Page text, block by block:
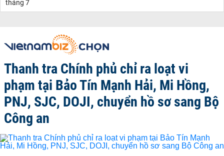
tháng 7
Thanh tra Chính phủ chỉ ra loạt vi
phạm tại Bảo Tín Mạnh Hải, Mi Hồng,
PNJ, SJC, DOJI, chuyển hồ sơ sang Bộ
Công an